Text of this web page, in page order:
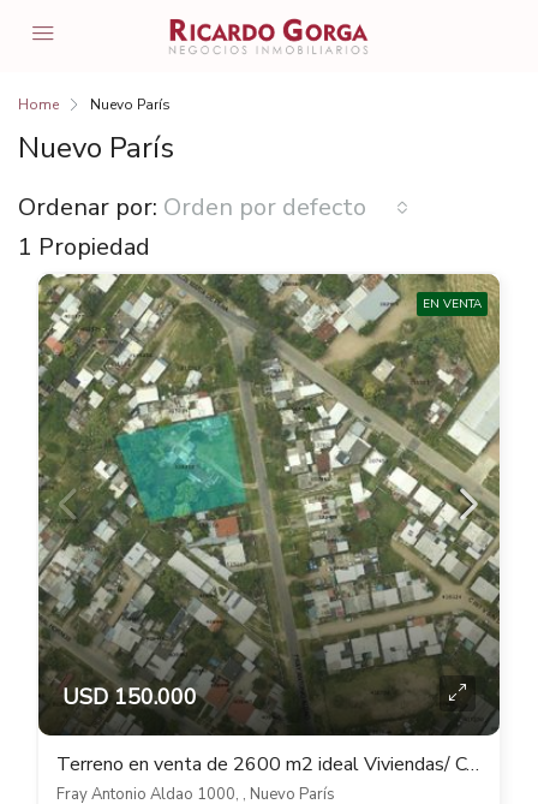
Home Nuevo París
Nuevo París
1 Propiedad
Ordenar por: Orden por defecto
EN VENTA
USD 150.000
Terreno en venta de 2600 m2 ideal Viviendas/ Cooperativas Nuevo París
Fray Antonio Aldao 1000, , Nuevo París